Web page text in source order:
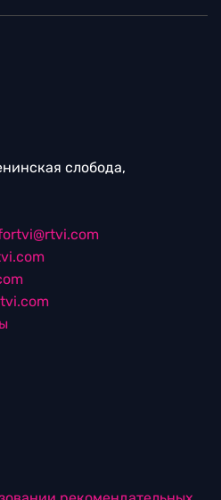
слобода,